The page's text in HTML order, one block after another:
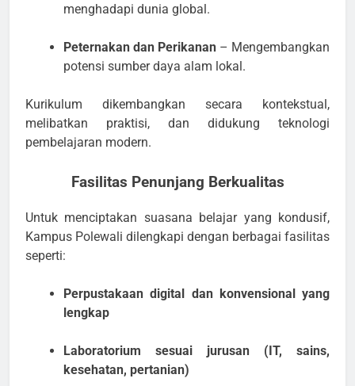
menghadapi dunia global.
Peternakan dan Perikanan – Mengembangkan
potensi sumber daya alam lokal.
Kurikulum dikembangkan secara kontekstual,
melibatkan praktisi, dan didukung teknologi
pembelajaran modern.
Fasilitas Penunjang Berkualitas
Untuk menciptakan suasana belajar yang kondusif,
Kampus Polewali dilengkapi dengan berbagai fasilitas
seperti:
Perpustakaan digital dan konvensional yang
lengkap
Laboratorium sesuai jurusan (IT, sains,
kesehatan, pertanian)